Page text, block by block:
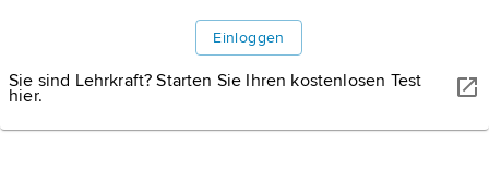
Einloggen
Sie sind Lehrkraft? Starten Sie Ihren kostenlosen Test
hier.